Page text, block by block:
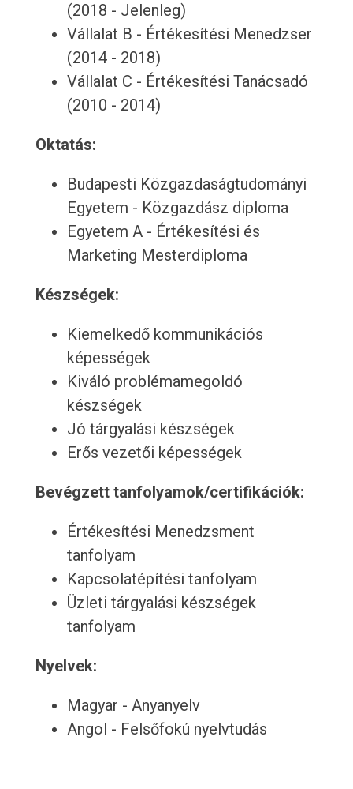
(2018 - Jelenleg)
Vállalat B - Értékesítési Menedzser
(2014 - 2018)
Vállalat C - Értékesítési Tanácsadó
(2010 - 2014)
Oktatás:
Budapesti Közgazdaságtudományi
Egyetem - Közgazdász diploma
Egyetem A - Értékesítési és
Marketing Mesterdiploma
Készségek:
Kiemelkedő kommunikációs
képességek
Kiváló problémamegoldó
készségek
Jó tárgyalási készségek
Erős vezetői képességek
Bevégzett tanfolyamok/certifikációk:
Értékesítési Menedzsment
tanfolyam
Kapcsolatépítési tanfolyam
Üzleti tárgyalási készségek
tanfolyam
Nyelvek:
Magyar - Anyanyelv
Angol - Felsőfokú nyelvtudás